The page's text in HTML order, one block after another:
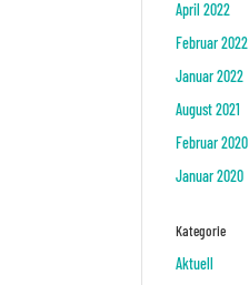
April 2022
Februar 2022
Januar 2022
August 2021
Februar 2020
Januar 2020
Kategorie
Aktuell